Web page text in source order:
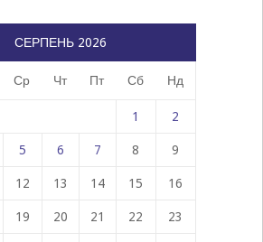
СЕРПЕНЬ 2026
Ср Чт Пт Сб Нд
1 2
5 6 7 8 9
12 13 14 15 16
19 20 21 22 23